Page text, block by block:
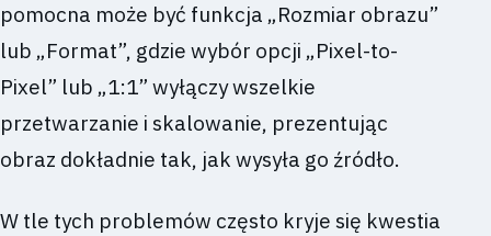
pomocna może być funkcja „Rozmiar obrazu”
lub „Format”, gdzie wybór opcji „Pixel-to-
Pixel” lub „1:1” wyłączy wszelkie
przetwarzanie i skalowanie, prezentując
obraz dokładnie tak, jak wysyła go źródło.
W tle tych problemów często kryje się kwestia